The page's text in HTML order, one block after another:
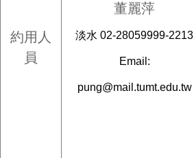
約用人
員
董麗萍
淡水 02-28059999-2213
Email:
pung@mail.tumt.edu.tw